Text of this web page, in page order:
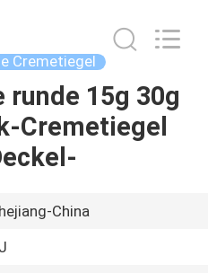
Cremetiegel
runde 15g 30g
Cremetiegel
China